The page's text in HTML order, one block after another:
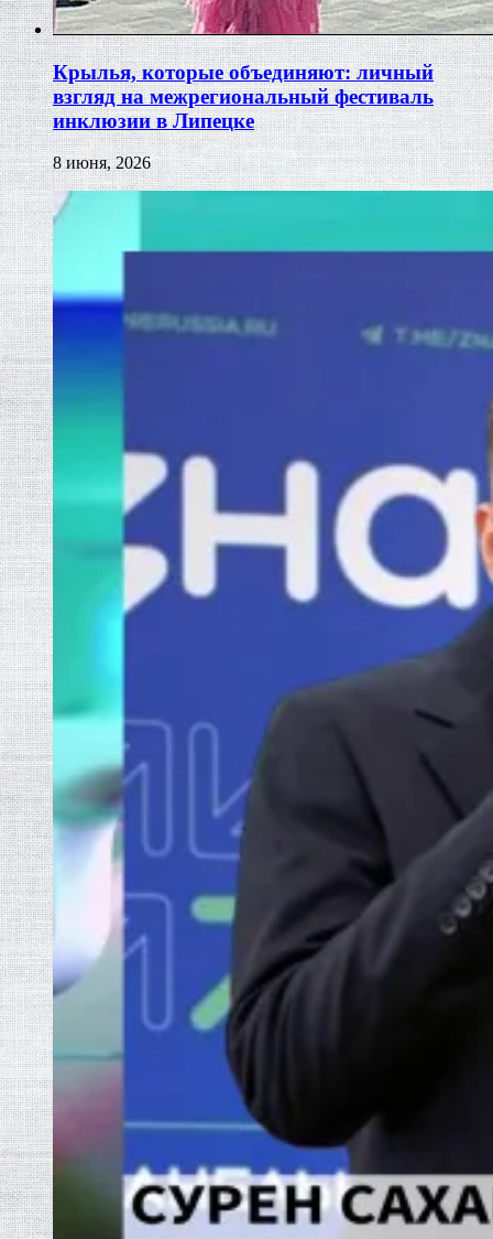
Крылья, которые объединяют: личный
взгляд на межрегиональный фестиваль
инклюзии в Липецке
8 июня, 2026